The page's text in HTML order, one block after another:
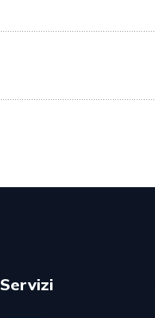
Servizi